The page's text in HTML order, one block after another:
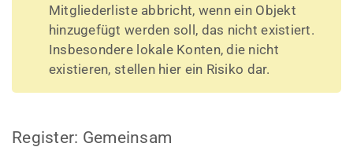
Mitgliederliste abbricht, wenn ein Objekt
hinzugefügt werden soll, das nicht existiert.
Insbesondere lokale Konten, die nicht
existieren, stellen hier ein Risiko dar.
Register: Gemeinsam